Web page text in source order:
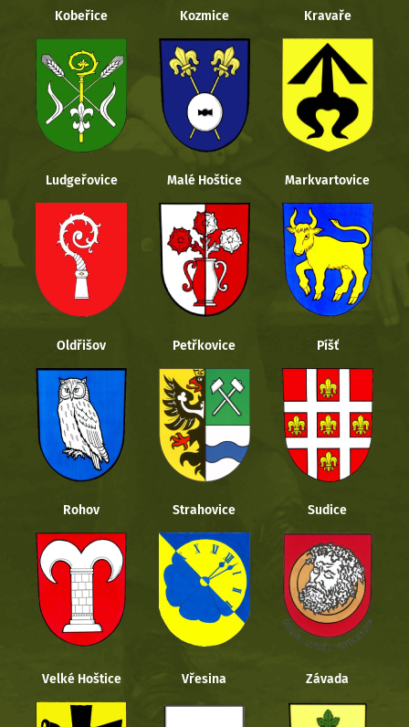
Kobeřice Kozmice Kravaře
Ludgeřovice Malé Hoštice Markvartovice
Oldřišov Petřkovice Píšť
Rohov Strahovice Sudice
Velké Hoštice Vřesina Závada